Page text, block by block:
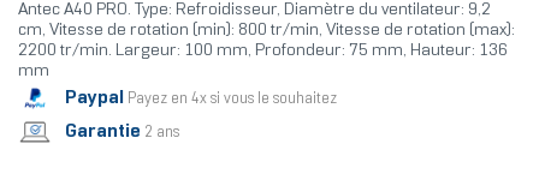
Antec A40 PRO. Type: Refroidisseur, Diamètre du ventilateur: 9,2
cm, Vitesse de rotation (min): 800 tr/min, Vitesse de rotation (max):
2200 tr/min. Largeur: 100 mm, Profondeur: 75 mm, Hauteur: 136
mm
Paypal Payez en 4x si vous le souhaitez
Garantie 2 ans